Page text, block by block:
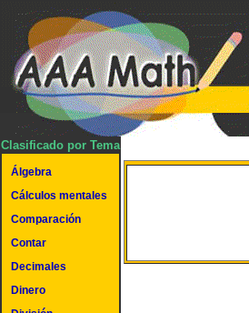
Clasificado por Tema
Álgebra
Cálculos mentales
Comparación
Contar
Decimales
Dinero